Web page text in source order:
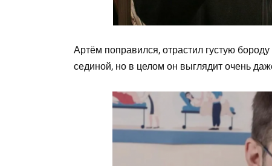
Артём поправился, отрастил густую
сединой, но в целом он выглядит очень